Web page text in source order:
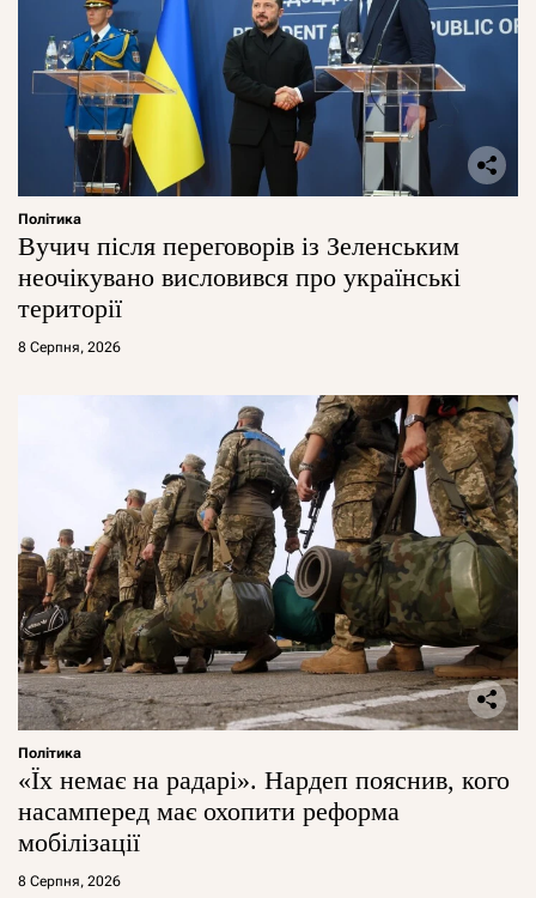
Політика
Вучич після переговорів із Зеленським
неочікувано висловився про українські
території
8 Серпня, 2026
Політика
«Їх немає на радарі». Нардеп пояснив, кого
насамперед має охопити реформа
мобілізації
8 Серпня, 2026